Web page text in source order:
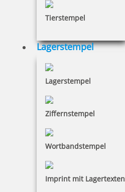
Tierstempel
Lagerstempel
Lagerstempel
Ziffernstempel
Wortbandstempel
Imprint mit Lagertexten
Jetzt gestalten